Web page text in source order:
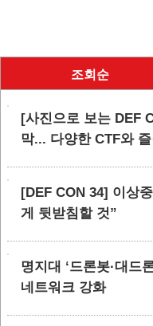
조회순
[사진으로 보는 DEF
막... 다양한 CTF와 즐
[DEF CON 34] 이상
게 뒷받침할 것”
명지대 ‘드론봇·대드
네트워크 강화